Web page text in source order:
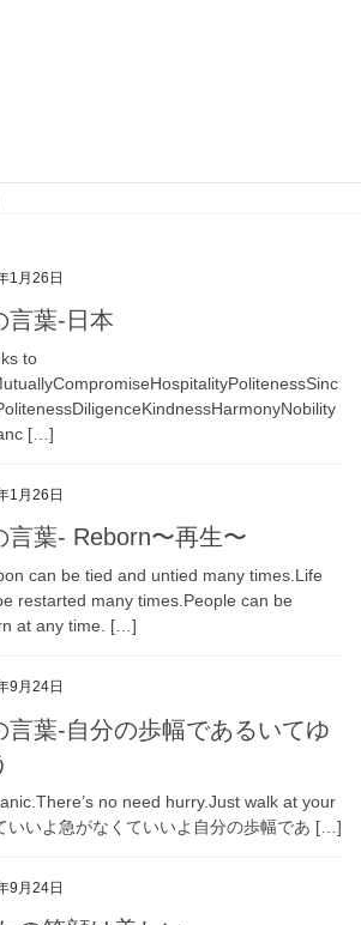
1月26日
言葉-日本
to
[…]
1月26日
言葉- Reborn〜再生〜
can be tied and untied many times.Life
restarted many times.People can be
at any time. […]
9月24日
言葉-自分の歩幅であるいてゆ
no need hurry.Just walk at your
いいよ急がなくていいよ自分の歩幅であ […]
9月24日